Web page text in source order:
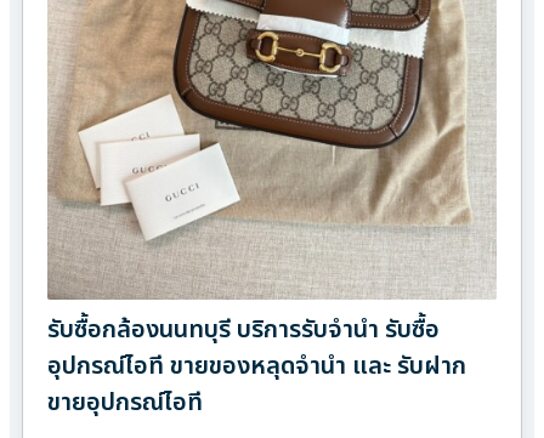
รับซื้อกล้องนนทบุรี บริการรับจำนำ รับซื้อ
อุปกรณ์ไอที ขายของหลุดจำนำ และ รับฝาก
ขายอุปกรณ์ไอที